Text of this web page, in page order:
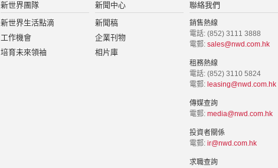
新世界團隊
新世界生活點滴
工作機會
培育未來領袖
新聞中心
新聞稿
企業刊物
相片庫
聯絡我們
銷售熱線
電話: (852) 3111 3888
電郵: sales@nwd.com.hk
租務熱線
電話: (852) 3110 5824
電郵: leasing@nwd.com.hk
傳媒查詢
電郵: media@nwd.com.hk
投資者關係
電郵: ir@nwd.com.hk
求職查詢